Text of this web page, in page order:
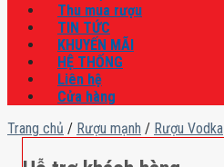
Thu mua rượu
TIN TỨC
KHUYẾN MÃI
HỆ THỐNG
Liên hệ
Cửa hàng
Trang chủ / Rượu mạnh / Rượu Vodka